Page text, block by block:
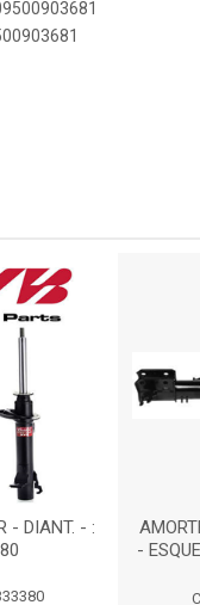
- DIANT. - :
-